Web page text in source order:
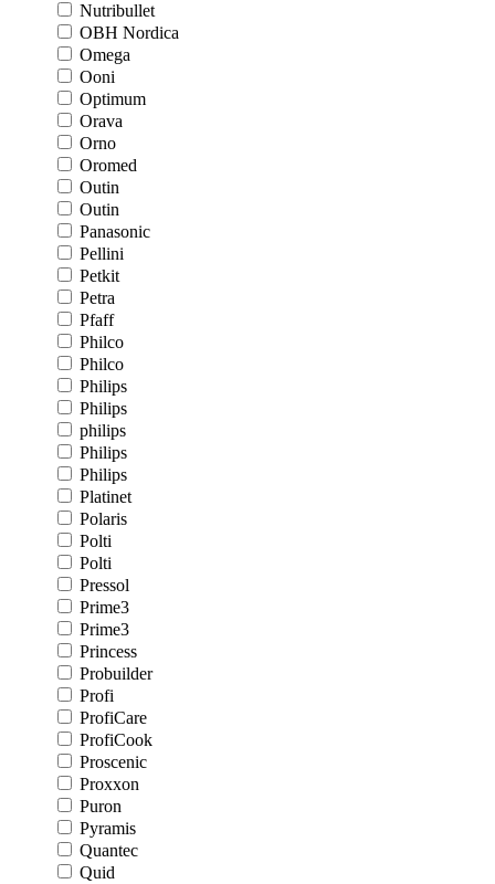
Nutribullet
OBH Nordica
Omega
Ooni
Optimum
Orava
Orno
Oromed
Outin
Outin
Panasonic
Pellini
Petkit
Petra
Pfaff
Philco
Philco
Philips
Philips
philips
Philips
Philips
Platinet
Polaris
Polti
Polti
Pressol
Prime3
Prime3
Princess
Probuilder
Profi
ProfiCare
ProfiCook
Proscenic
Proxxon
Puron
Pyramis
Quantec
Quid